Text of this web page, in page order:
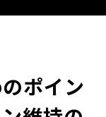
ポイン